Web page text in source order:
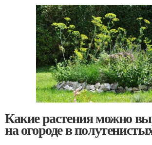
Какие растения можно
на огороде в